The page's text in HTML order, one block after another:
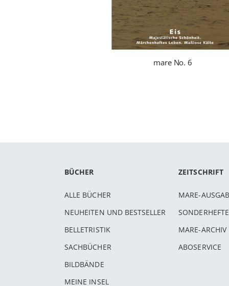
mare No. 6
BÜCHER
ALLE BÜCHER
NEUHEITEN UND BESTSELLER
BELLETRISTIK
SACHBÜCHER
BILDBÄNDE
MEINE INSEL
ZEITSCHRIFT
MARE-
SONDERHEFTE
MARE-ARCHIV
ABOSERVICE